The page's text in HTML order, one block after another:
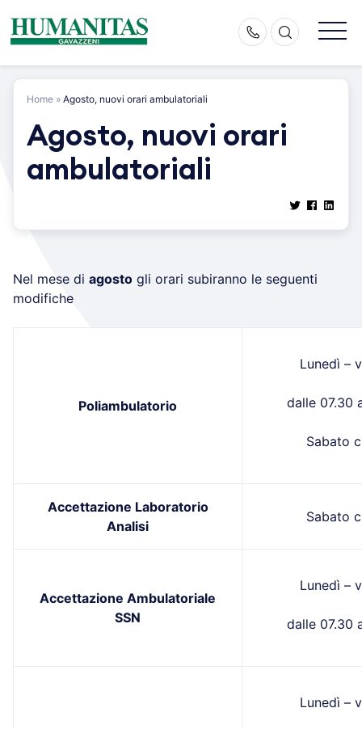
content
Home » Agosto, nuovi orari ambulatoriali
Agosto, nuovi orari
ambulatoriali
Nel mese di agosto gli orari subiranno le seguenti
modifiche
Poliambulatorio
Lunedì –
dalle 07.30
Sabato
Accettazione Laboratorio
Analisi
Sabato
Accettazione Ambulatoriale
SSN
Lunedì –
dalle 07.30
Lunedì –